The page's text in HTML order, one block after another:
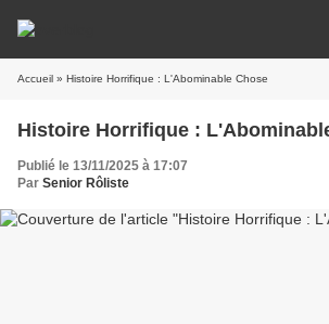
Accueil » Histoire Horrifique : L'Abominable Chose
Histoire Horrifique :
Publié le 13/11/2025 à 17:07
Par Senior Rôliste